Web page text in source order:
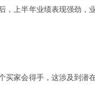
，上半年业绩表现强劲，
买家会得手，这涉及到潜